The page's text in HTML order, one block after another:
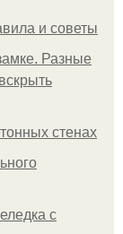
и советы
Разные
стенах
с